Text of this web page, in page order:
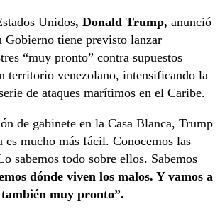
Unidos, Donald Trump, anunció
Gobierno tiene previsto lanzar
“muy pronto” contra supuestos
territorio venezolano, intensificando la
de ataques marítimos en el Caribe.
de gabinete en la Casa Blanca, Trump
es mucho más fácil. Conocemos las
sabemos todo sobre ellos. Sabemos
dónde viven los malos. Y vamos a
también muy pronto”.